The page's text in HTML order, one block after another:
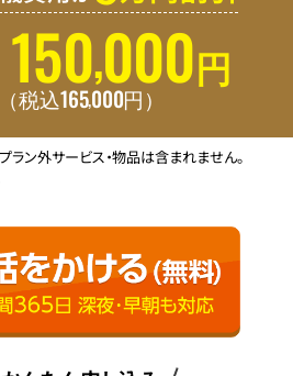
150,000 円
（税込165,000円 ）
ン外サービス・物品は含まれません。